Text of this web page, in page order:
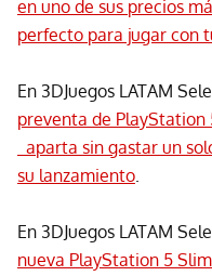
en uno de sus precios
perfecto para jugar con
En 3DJuegos LATAM
preventa de
aparta sin gastar un
su lanzamiento.
En 3DJuegos LATAM
nueva PlayStation 5